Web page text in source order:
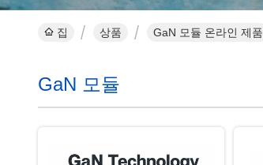
집 상품 GaN 모듈 온라인 제품
GaN 모듈